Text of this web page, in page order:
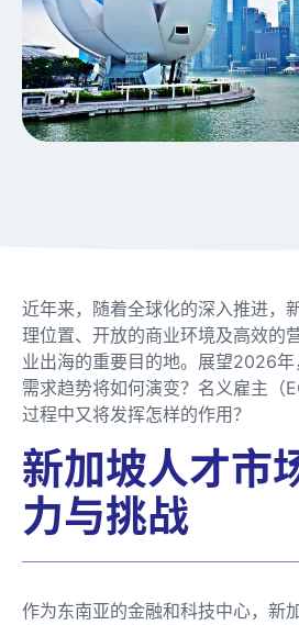
近年来，随着全球化的深入推进，
理位置、开放的商业环境及高效的
业出海的重要目的地。展望2026
需求趋势将如何演变？名义雇主（
过程中又将发挥怎样的作用？
新加坡人才市
力与挑战
作为东南亚的金融和科技中心，新